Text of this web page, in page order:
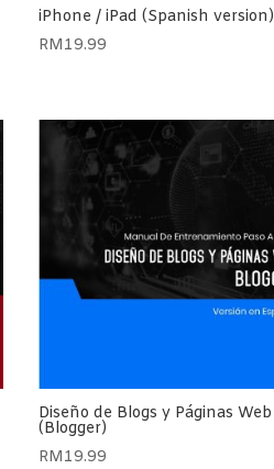
iPhone / iPad (Spanish version)
RM19.99
Diseño de Blogs y Páginas Web
(Blogger)
RM19.99